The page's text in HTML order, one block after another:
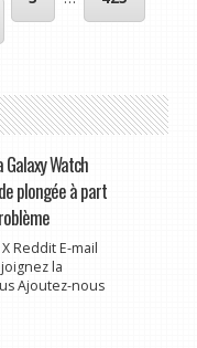
Watch
plongée à part
Reddit E-mail
la
Ajoutez-nous